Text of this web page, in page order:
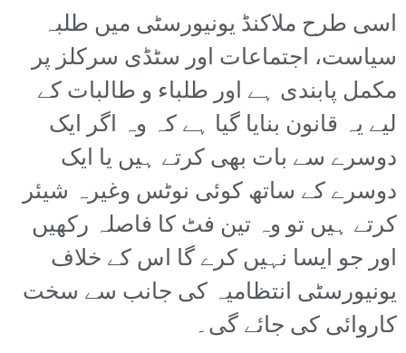
اسی طرح ملاکنڈ یونیورسٹی میں طلبہ
سیاست، اجتماعات اور سٹڈی سرکلز پر
مکمل پابندی ہے اور طلباء و طالبات کے
لیے یہ قانون بنایا گیا ہے کہ وہ اگر ایک
دوسرے سے بات بھی کرتے ہیں یا ایک
دوسرے کے ساتھ کوئی نوٹس وغیرہ شیئر
کرتے ہیں تو وہ تین فٹ کا فاصلہ رکھیں
اور جو ایسا نہیں کرے گا اس کے خلاف
یونیورسٹی انتظامیہ کی جانب سے سخت
کاروائی کی جائے گی۔